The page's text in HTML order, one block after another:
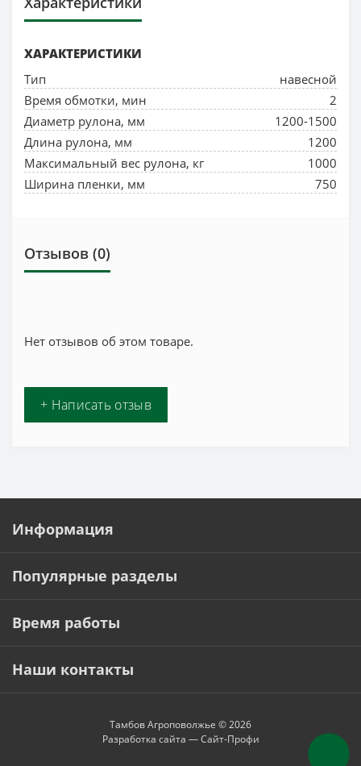
ХАРАКТЕРИСТИКИ
Тип
навесной
Время обмотки, мин
2
Диаметр рулона, мм
1200-1500
Длина рулона, мм
1200
Максимальный вес рулона, кг
1000
Ширина пленки, мм
750
Отзывов (0)
Нет отзывов об этом товаре.
+ Написать отзыв
Информация
Популярные разделы
Время работы
Наши контакты
Тамбов Агроповолжье © 2026
Разработка сайта —Сайт-Профи